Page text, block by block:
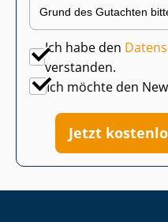
Ich habe den
verstanden.
Ich möchte den
Jetzt